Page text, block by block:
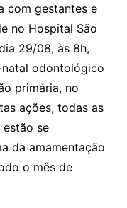
com gestantes e
no Hospital São
29/08, às 8h,
odontológico
primária, no
ações, todas as
estão se
da amamentação
o mês de